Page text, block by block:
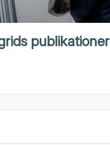
publikationer